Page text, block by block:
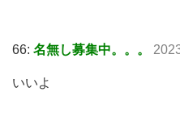
66: 名無し募集中。。。
いいよ